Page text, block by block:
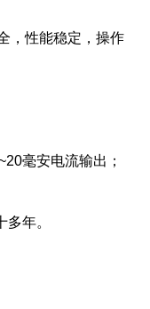
，性能稳定，操作
毫安电流输出；
年。